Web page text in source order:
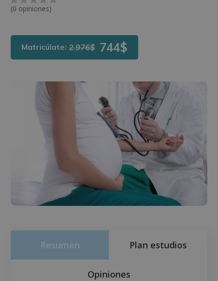
(0 opiniones)
Matricúlate:2.976$ 744$
Resumen Plan estudios
Opiniones